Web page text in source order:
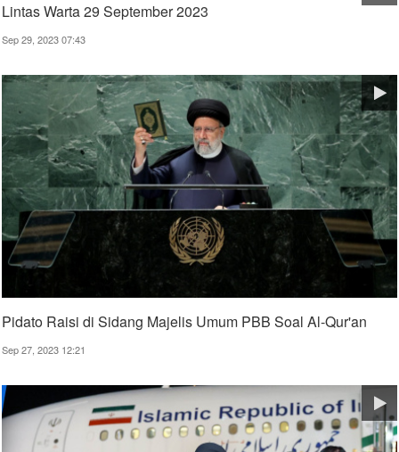
Lintas Warta 29 September 2023
Sep 29, 2023 07:43
Pidato Raisi di Sidang Majelis Umum PBB Soal Al-Qur'an
Sep 27, 2023 12:21